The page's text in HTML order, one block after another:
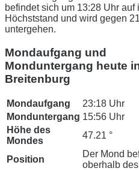
befindet sich um 13:28 Uhr auf
Höchststand und wird gegen
untergehen.
Mondaufgang und
Monduntergang heute
Breitenburg
Mondaufgang
23:18 Uhr
Monduntergang 15:56 Uhr
Höhe des
Mondes
47.21 °
Position
Der Mond
oberhalb